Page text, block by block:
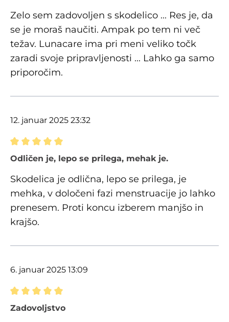
Zelo sem zadovoljen s skodelico ... Res je, da
se je moraš naučiti. Ampak po tem ni več
težav. Lunacare ima pri meni veliko točk
zaradi svoje pripravljenosti ... Lahko ga samo
priporočim.
12. januar 2025 23:32
Ocena z oceno 5 od 5 zvezdic
Odličen je, lepo se prilega, mehak je.
Skodelica je odlična, lepo se prilega, je
mehka, v določeni fazi menstruacije jo lahko
prenesem. Proti koncu izberem manjšo in
krajšo.
6. januar 2025 13:09
Ocena z oceno 5 od 5 zvezdic
Zadovoljstvo